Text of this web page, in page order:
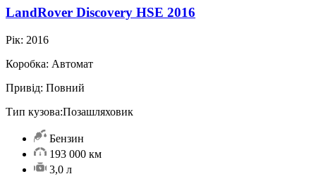
LandRover Discovery HSE 2016
Рік: 2016
Коробка: Автомат
Привід: Повний
Тип кузова:Позашляховик
Бензин
193 000 км
3,0 л